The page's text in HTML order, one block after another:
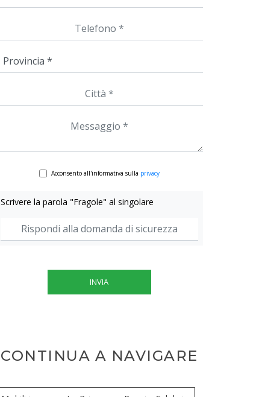
Acconsento all'informativa sulla privacy
Scrivere la parola "Fragole" al singolare
INVIA
CONTINUA A NAVIGARE